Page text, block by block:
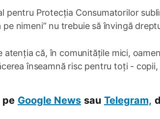
pentru Protecția Consumatorilor
pe nimeni” nu trebuie să învingă
atenția că, în comunitățile mici,
înseamnă risc pentru toți -
pe Google News sau Telegram,